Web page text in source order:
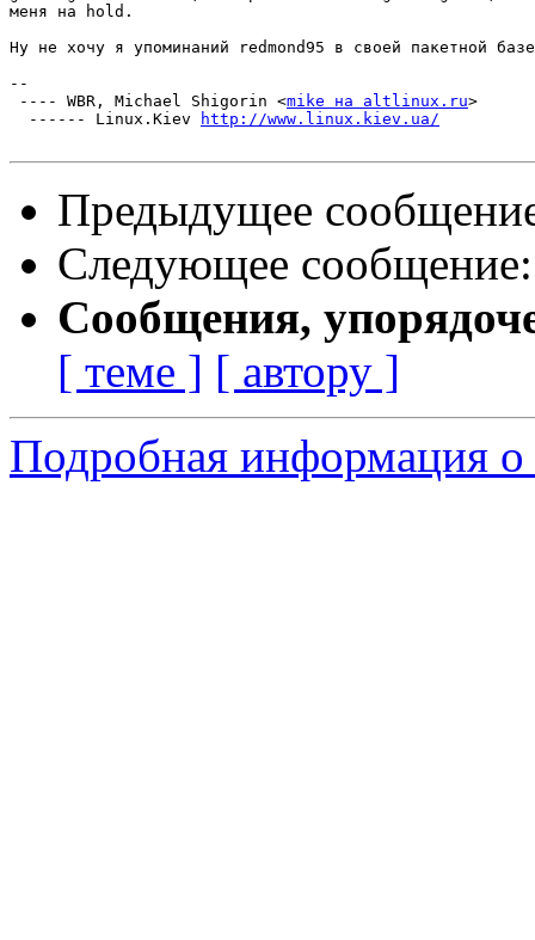
меня на hold.
Ну не хочу я упоминаний redmond95 в своей пакетной
--
---- WBR, Michael Shigorin <mike на altlinux.ru>
  ------ Linux.Kiev
http://www.linux.kiev.ua/
Предыдущее
Следующее
Сообщения,
[ теме ] [ автору ]
Подробная информация о